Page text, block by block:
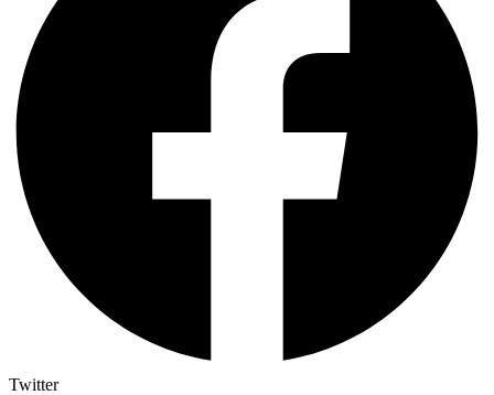
Twitter